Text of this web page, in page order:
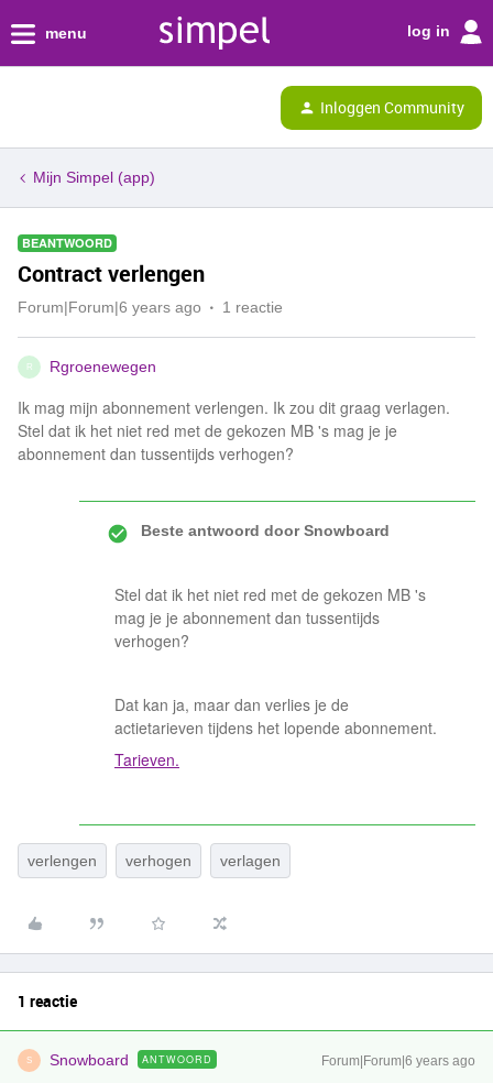
menu log in
Inloggen Community
Mijn Simpel (app)
BEANTWOORD
Contract verlengen
Forum|Forum|6 years ago 1 reactie
R Rgroenewegen
Ik mag mijn abonnement verlengen. Ik zou dit graag verlagen.
Stel dat ik het niet red met de gekozen MB 's mag je je
abonnement dan tussentijds verhogen?
Beste antwoord doorSnowboard
Stel dat ik het niet red met de gekozen MB 's
mag je je abonnement dan tussentijds
verhogen?
Dat kan ja, maar dan verlies je de
actietarieven tijdens het lopende abonnement.
Tarieven.
verlengen verhogen verlagen
1 reactie
S Snowboard ANTWOORD Forum|Forum|6 years ago